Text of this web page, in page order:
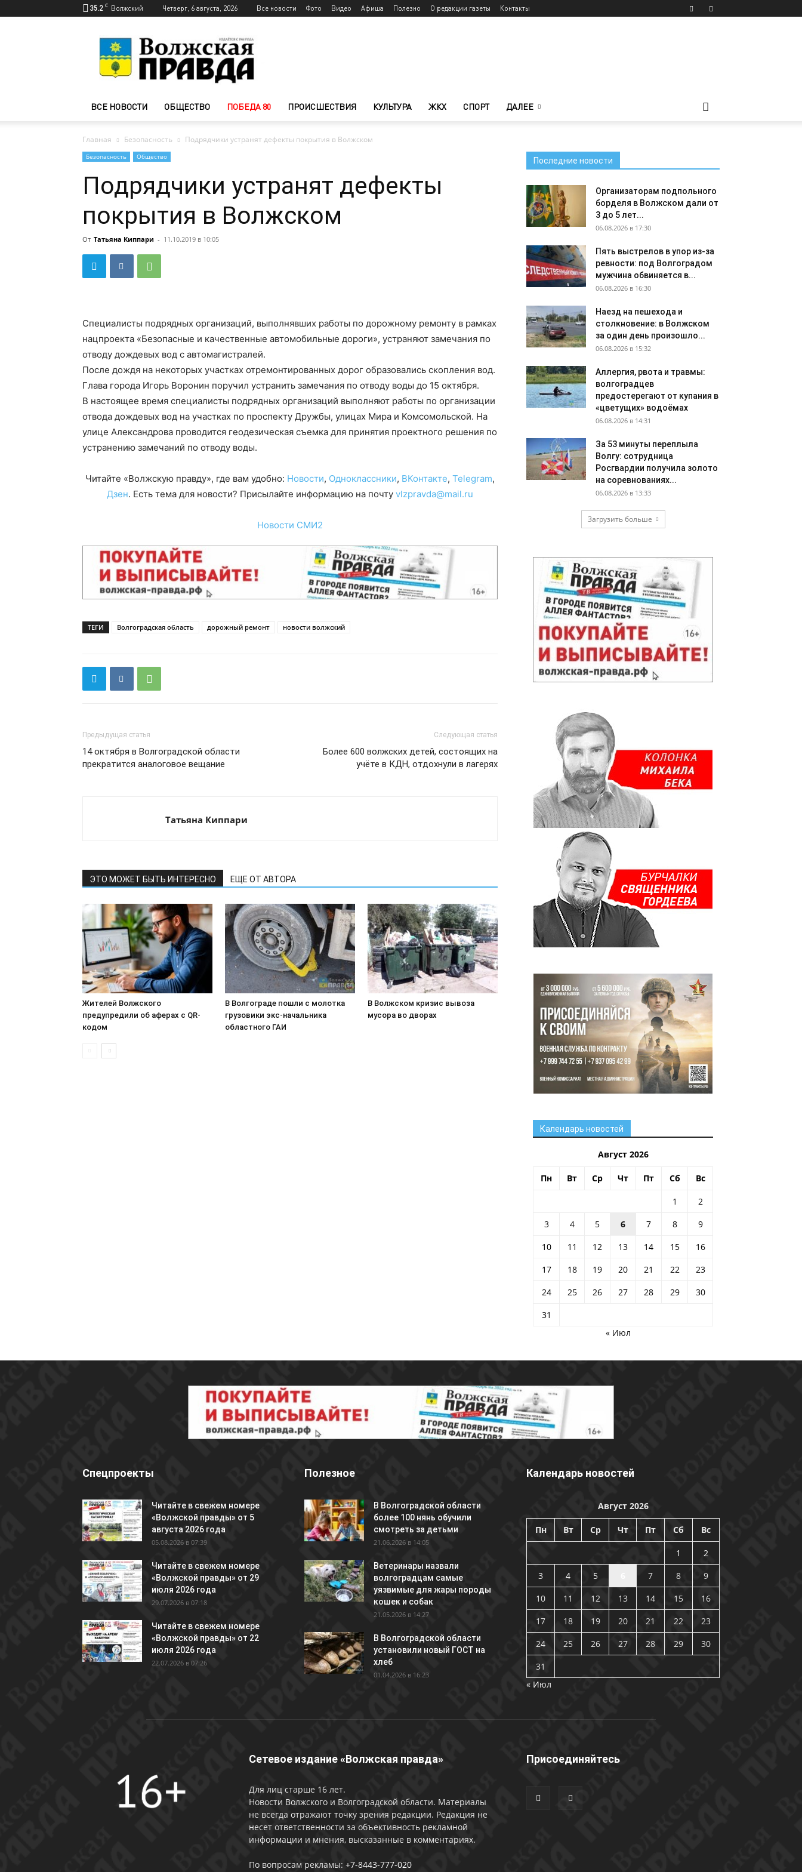
35.2 C Волжский Четверг, 6 августа, 2026 Все новости Фото Видео Афиша Полезно О редакции газеты Контакты
Волжского
—
Волжская
ВСЕ НОВОСТИ ОБЩЕСТВО ПОБЕДА 80 ПРОИСШЕСТВИЯ КУЛЬТУРА ЖКХ СПОРТ ДАЛЕЕ
Главная Безопасность Подрядчики устранят дефекты покрытия в Волжском
Безопасность Общество
Подрядчики устранят дефекты
покрытия в Волжском
От Татьяна Киппари - 11.10.2019 в 10:05
Специалисты подрядных организаций, выполнявших работы по дорожному ремонту в рамках
нацпроекта «Безопасные и качественные автомобильные дороги», устраняют замечания по
отводу дождевых вод с автомагистралей.
После дождя на некоторых участках отремонтированных дорог образовались скопления вод.
Глава города Игорь Воронин поручил устранить замечания по отводу воды до 15 октября.
В настоящее время специалисты подрядных организаций выполняют работы по организации
отвода дождевых вод на участках по проспекту Дружбы, улицах Мира и Комсомольской. На
улице Александрова проводится геодезическая съемка для принятия проектного решения по
устранению замечаний по отводу воды.
Читайте «Волжскую правду», где вам удобно: Новости, Одноклассники, ВКонтакте, Telegram,
Дзен. Есть тема для новости? Присылайте информацию на почту vlzpravda@mail.ru
Новости СМИ2
ТЕГИ Волгоградская область дорожный ремонт новости волжский
Предыдущая статья
14 октября в Волгоградской области
прекратится аналоговое вещание
Следующая статья
Более 600 волжских детей, состоящих на
учёте в КДН, отдохнули в лагерях
Татьяна Киппари
ЭТО МОЖЕТ БЫТЬ ИНТЕРЕСНО ЕЩЕ ОТ АВТОРА
Жителей Волжского
предупредили об аферах с QR-
кодом
В Волгограде пошли с молотка
грузовики экс-начальника
областного ГАИ
В Волжском кризис вывоза
мусора во дворах
Последние новости
Организаторам подпольного
борделя в Волжском дали от
3 до 5 лет...
06.08.2026 в 17:30
Пять выстрелов в упор из-за
ревности: под Волгоградом
мужчина обвиняется в...
06.08.2026 в 16:30
Наезд на пешехода и
столкновение: в Волжском
за один день произошло...
06.08.2026 в 15:32
Аллергия, рвота и травмы:
волгоградцев
предостерегают от купания в
«цветущих» водоёмах
06.08.2026 в 14:31
За 53 минуты переплыла
Волгу: сотрудница
Росгвардии получила золото
на соревнованиях...
06.08.2026 в 13:33
Загрузить больше
Календарь новостей
Август 2026
Пн Вт Ср Чт Пт Сб Вс
1
2
3
4 5 6 7 8
9
10
11 12 13 14 15
16
17
18 19 20 21 22
23
24
25 26 27 28 29
30
31
« Июл
Спецпроекты
Читайте в свежем номере
«Волжской правды» от 5
августа 2026 года
05.08.2026 в 07:39
Читайте в свежем номере
«Волжской правды» от 29
июля 2026 года
29.07.2026 в 07:18
Читайте в свежем номере
«Волжской правды» от 22
июля 2026 года
22.07.2026 в 07:26
Полезное
В Волгоградской области
более 100 нянь обучили
смотреть за детьми
21.06.2026 в 14:05
Ветеринары назвали
волгоградцам самые
уязвимые для жары породы
кошек и собак
21.05.2026 в 14:27
В Волгоградской области
установили новый ГОСТ на
хлеб
01.04.2026 в 16:23
Календарь новостей
Август 2026
Пн Вт Ср Чт Пт Сб Вс
1
2
3
4 5 7 8
9
10
11 12 13 14 15
16
17
18 19 20 21 22
23
24
25 26 27 28 29
30
31
« Июл
Сетевое издание «Волжская правда»
Для лиц старше 16 лет.
Новости Волжского и Волгоградской области. Материалы
не всегда отражают точку зрения редакции. Редакция не
несет ответственности за объективность рекламной
информации и мнения, высказанные в комментариях.
По вопросам рекламы: +7-8443-777-020
Присоединяйтесь